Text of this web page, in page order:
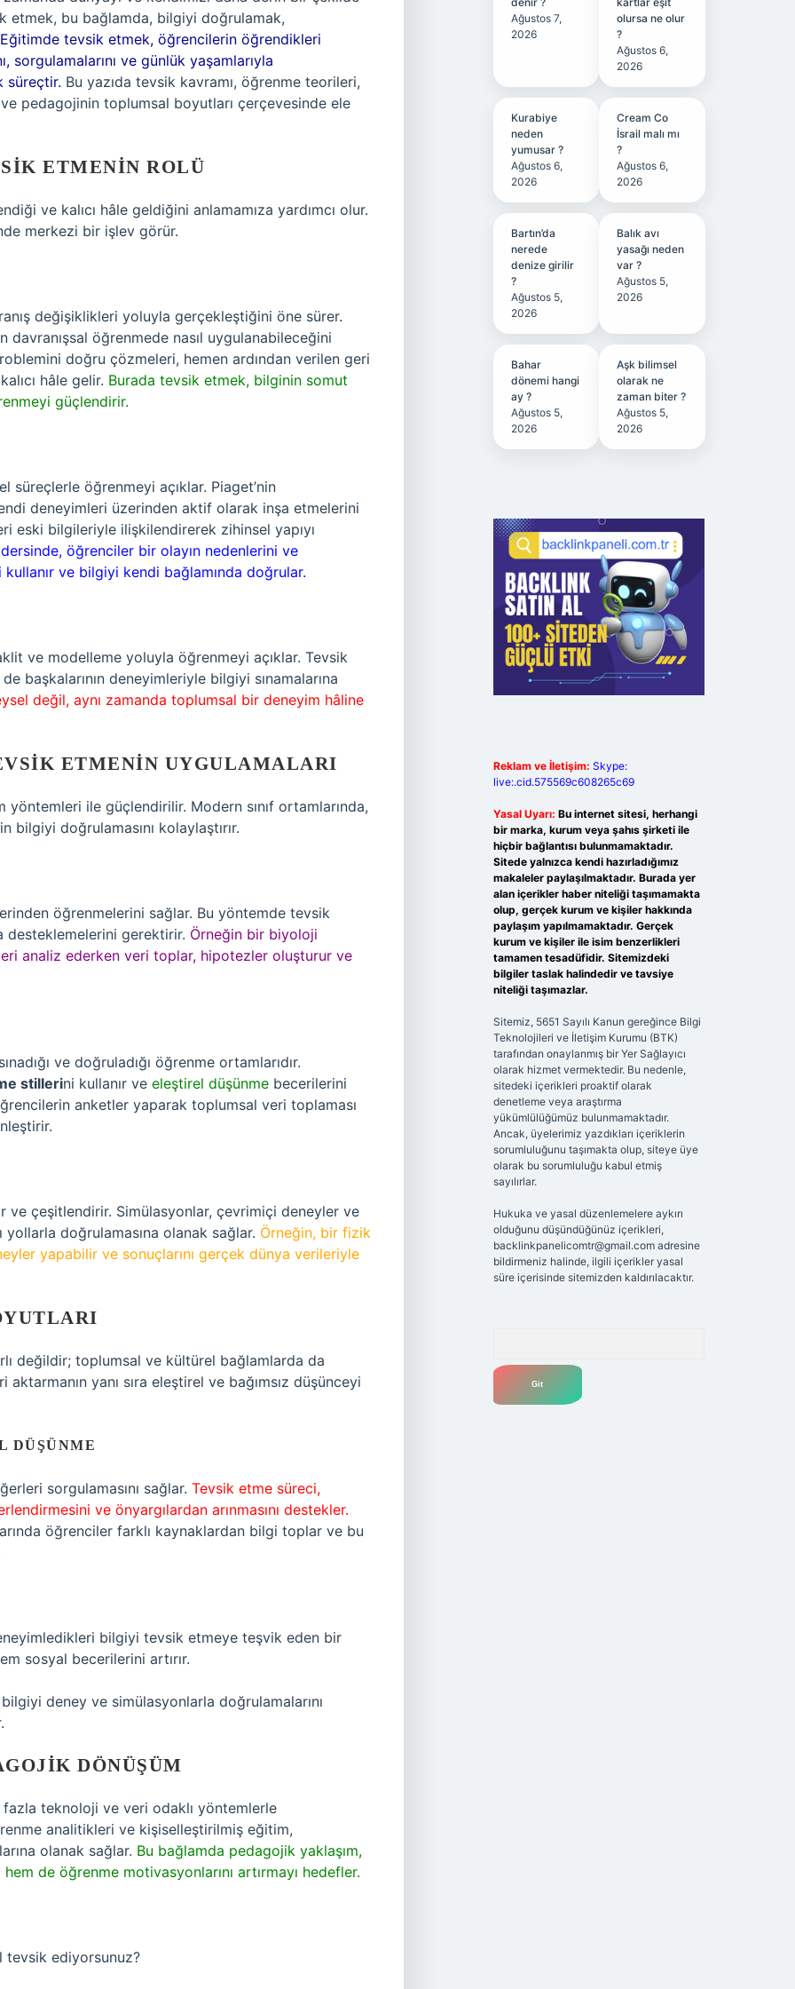
etmek, bu bağlamda, bilgiyi doğrulamak,
Eğitimde tevsik etmek, öğrencilerin öğrendikleri
sorgulamalarını ve günlük yaşamlarıyla
süreçtir. Bu yazıda tevsik kavramı, öğrenme teorileri,
pedagojinin toplumsal boyutları çerçevesinde ele
ETMENIN ROLÜ
ve kalıcı hâle geldiğini anlamamıza yardımcı olur.
merkezi bir işlev görür.
değişiklikleri yoluyla gerçekleştiğini öne sürer.
öğrenmede nasıl uygulanabileceğini
doğru çözmeleri, hemen ardından verilen geri
hâle gelir. Burada tevsik etmek, bilginin somut
güçlendirir.
süreçlerle öğrenmeyi açıklar. Piaget’nin
deneyimleri üzerinden aktif olarak inşa etmelerini
eski bilgileriyle ilişkilendirerek zihinsel yapıyı
öğrenciler bir olayın nedenlerini ve
ve bilgiyi kendi bağlamında doğrular.
ve modelleme yoluyla öğrenmeyi açıklar. Tevsik
başkalarının deneyimleriyle bilgiyi sınamalarına
değil, aynı zamanda toplumsal bir deneyim hâline
ETMENIN UYGULAMALARI
ile güçlendirilir. Modern sınıf ortamlarında,
doğrulamasını kolaylaştırır.
öğrenmelerini sağlar. Bu yöntemde tevsik
desteklemelerini gerektirir. Örneğin bir biyoloji
analiz ederken veri toplar, hipotezler oluşturur ve
ve doğruladığı öğrenme ortamlarıdır.
stillerini kullanır ve eleştirel düşünme becerilerini
anketler yaparak toplumsal veri toplaması
ve çeşitlendirir. Simülasyonlar, çevrimiçi deneyler ve
yollarla doğrulamasına olanak sağlar. Örneğin, bir fizik
yapabilir ve sonuçlarını gerçek dünya verileriyle
değildir; toplumsal ve kültürel bağlamlarda da
yanı sıra eleştirel ve bağımsız düşünceyi
DÜŞÜNME
sorgulamasını sağlar. Tevsik etme süreci,
ve önyargılardan arınmasını destekler.
öğrenciler farklı kaynaklardan bilgi toplar ve bu
bilgiyi tevsik etmeye teşvik eden bir
sosyal becerilerini artırır.
deney ve simülasyonlarla doğrulamalarını
DÖNÜŞÜM
teknoloji ve veri odaklı yöntemlerle
analitikleri ve kişiselleştirilmiş eğitim,
olanak sağlar. Bu bağlamda pedagojik yaklaşım,
de öğrenme motivasyonlarını artırmayı hedefler.
tevsik ediyorsunuz?
Ağustos 7,
2026
olursa ne olur
?
Ağustos 6,
2026
Kurabiye
neden
yumusar ?
Ağustos 6,
2026
Cream Co
İsrail malı mı
?
Ağustos 6,
2026
Bartın’da
nerede
denize girilir
?
Ağustos 5,
2026
Balık avı
yasağı neden
var ?
Ağustos 5,
2026
Bahar
dönemi hangi
ay ?
Ağustos 5,
2026
Aşk bilimsel
olarak ne
zaman biter ?
Ağustos 5,
2026
Reklam ve İletişim: Skype:
live:.cid.575569c608265c69
Yasal Uyarı: Bu internet sitesi, herhangi
bir marka, kurum veya şahıs şirketi ile
hiçbir bağlantısı bulunmamaktadır.
Sitede yalnızca kendi hazırladığımız
makaleler paylaşılmaktadır. Burada yer
alan içerikler haber niteliği taşımamakta
olup, gerçek kurum ve kişiler hakkında
paylaşım yapılmamaktadır. Gerçek
kurum ve kişiler ile isim benzerlikleri
tamamen tesadüfidir. Sitemizdeki
bilgiler taslak halindedir ve tavsiye
niteliği taşımazlar.
Sitemiz, 5651 Sayılı Kanun gereğince Bilgi
Teknolojileri ve İletişim Kurumu (BTK)
tarafından onaylanmış bir Yer Sağlayıcı
olarak hizmet vermektedir. Bu nedenle,
sitedeki içerikleri proaktif olarak
denetleme veya araştırma
yükümlülüğümüz bulunmamaktadır.
Ancak, üyelerimiz yazdıkları içeriklerin
sorumluluğunu taşımakta olup, siteye üye
olarak bu sorumluluğu kabul etmiş
sayılırlar.
Hukuka ve yasal düzenlemelere aykırı
olduğunu düşündüğünüz içerikleri,
backlinkpanelicomtr@gmail.comadresine
bildirmeniz halinde, ilgili içerikler yasal
süre içerisinde sitemizden kaldırılacaktır.